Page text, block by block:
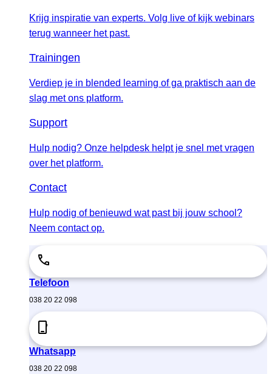
Krijg inspiratie van experts. Volg live of kijk webinars
terug wanneer het past.
Trainingen
Verdiep je in blended learning of ga praktisch aan de
slag met ons platform.
Support
Hulp nodig? Onze helpdesk helpt je snel met vragen
over het platform.
Contact
Hulp nodig of benieuwd wat past bij jouw school?
Neem contact op.
Telefoon
038 20 22 098
Whatsapp
038 20 22 098